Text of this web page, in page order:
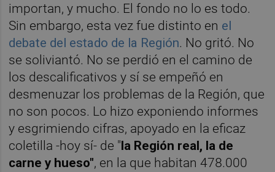
importan, y mucho. El fondo no lo es todo.
Sin embargo, esta vez fue distinto en el
debate del estado de la Región. No gritó. No
se soliviantó. No se perdió en el camino de
los descalificativos y sí se empeñó en
desmenuzar los problemas de la Región, que
no son pocos. Lo hizo exponiendo informes
y esgrimiendo cifras, apoyado en la eficaz
coletilla -hoy sí- de "la Región real, la de
carne y hueso", en la que habitan 478.000